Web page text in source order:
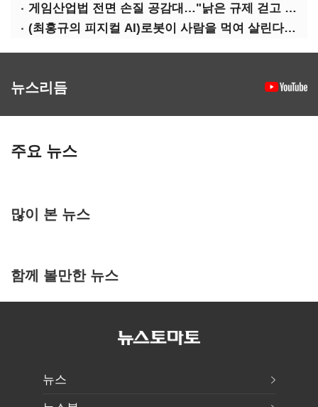
게임산업법 전면 손질 공감대…"낡은 규제 걷고 안전장치 촘촘히 해야"
(최홍규의 피지컬 AI)로봇이 사람을 먹여 살린다, 그런데 언제 먹여야 할지는 모른다
뉴스리듬
주요 뉴스
많이 본 뉴스
함께 볼만한 뉴스
뉴스